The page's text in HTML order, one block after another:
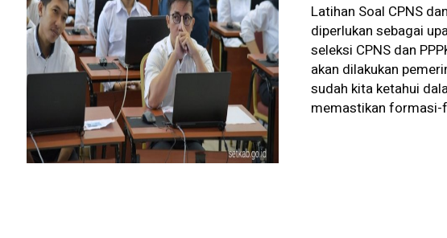
Latihan Soal CPNS
diperlukan sebagai
seleksi CPNS dan
akan dilakukan
sudah kita ketahui
memastikan formasi-